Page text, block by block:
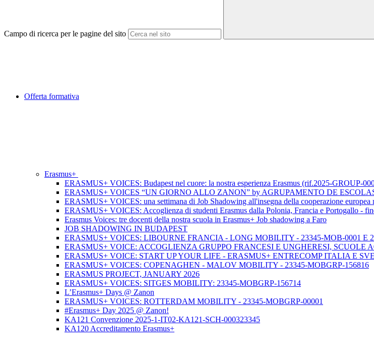
Campo di ricerca per le pagine del sito
Offerta formativa
Erasmus+
ERASMUS+ VOICES: Budapest nel cuore: la nostra esperienza Erasmus (rif.2025-
ERASMUS+ VOICES “UN GIORNO ALLO ZANON” by AGRUPAMENTO DE
ERASMUS+ VOICES: una settimana di Job Shadowing all'insegna della cooperazione europea
ERASMUS+ VOICES: Accoglienza di studenti Erasmus dalla Polonia, Francia e Portogallo -
Erasmus Voices: tre docenti della nostra scuola in Erasmus+ Job shadowing a Faro
JOB SHADOWING IN BUDAPEST
ERASMUS+ VOICES: LIBOURNE FRANCIA - LONG MOBILITY - 23345-MOB-0001 E
ERASMUS+ VOICE: ACCOGLIENZA GRUPPO FRANCESI E UNGHERESI, SCUOLE
ERASMUS+ VOICE: START UP YOUR LIFE - ERASMUS+ ENTRECOMP ITALIA E
ERASMUS+ VOICES: COPENAGHEN - MALOV MOBILITY - 23345-MOBGRP-156816
ERASMUS PROJECT, JANUARY 2026
ERASMUS+ VOICES: SITGES MOBILITY: 23345-MOBGRP-156714
L’Erasmus+ Days @ Zanon
ERASMUS+ VOICES: ROTTERDAM MOBILITY - 23345-MOBGRP-00001
#Erasmus+ Day 2025 @ Zanon!
KA121 Convenzione 2025-1-IT02-KA121-SCH-000323345
KA120 Accreditamento Erasmus+